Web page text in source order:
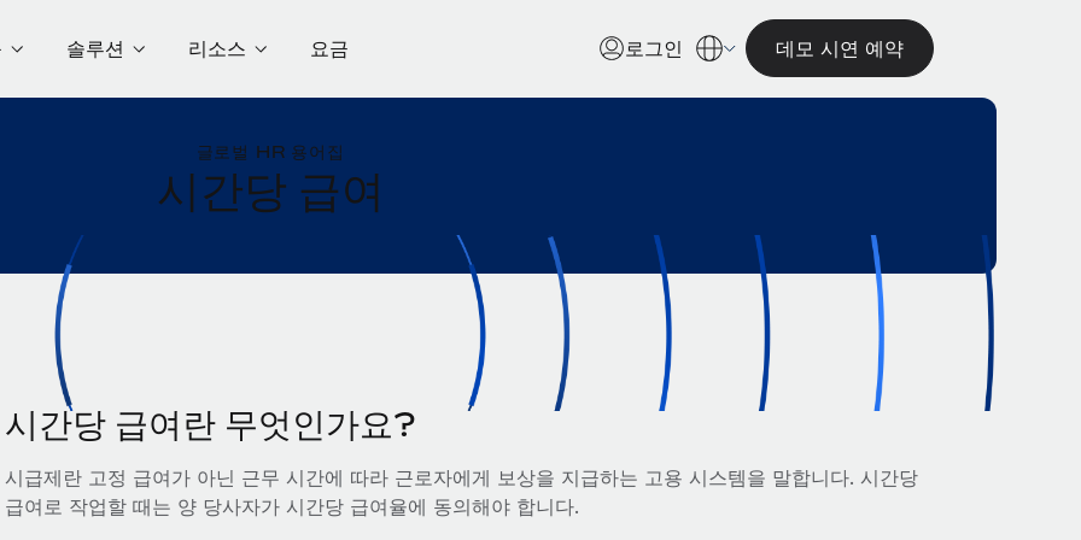
솔루션 리소스 요금 로그인 데모 시연 예약
글로벌 HR 용어집
시간당 급여
시간당 급여란 무엇인가요?
시급제란 고정 급여가 아닌 근무 시간에 따라 근로자에게 보상을 지급하는 고용 시스템을 말합니다. 시간당
급여로 작업할 때는 양 당사자가 시간당 급여율에 동의해야 합니다.